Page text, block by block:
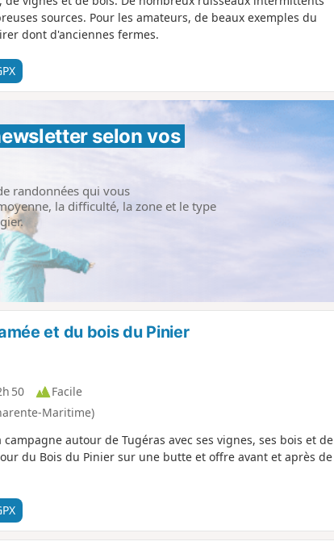
sources. Pour les amateurs, de beaux exemples du
dont d'anciennes fermes.
selon vos
randonnées qui vous
la difficulté, la zone et le type
et du bois du Pinier
50
Facile
Maritime)
autour de Tugéras avec ses vignes, ses bois et de
du Bois du Pinier sur une butte et offre avant et après de